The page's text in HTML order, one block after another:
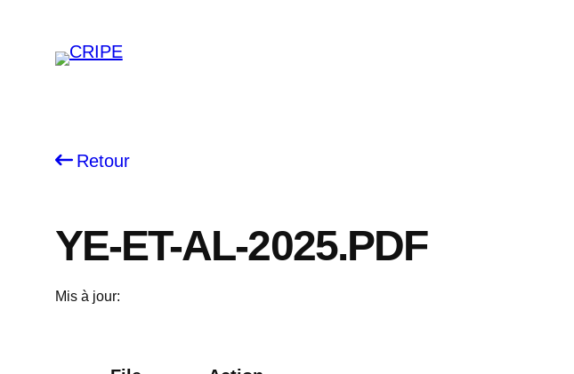
Retour
YE-ET-AL-2025.PDF
Mis à jour: